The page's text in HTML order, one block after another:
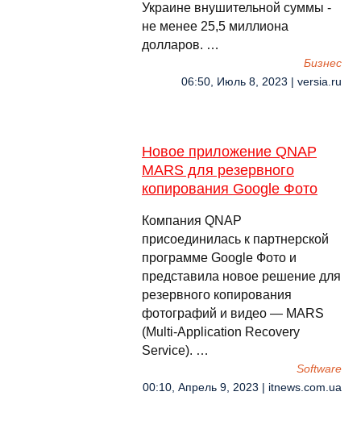
Украине внушительной суммы -
не менее 25,5 миллиона
долларов. …
Бизнес
06:50, Июль 8, 2023 | versia.ru
Новое приложение QNAP
MARS для резервного
копирования Google Фото
Компания QNAP
присоединилась к партнерской
программе Google Фото и
представила новое решение для
резервного копирования
фотографий и видео — MARS
(Multi-Application Recovery
Service). …
Software
00:10, Апрель 9, 2023 | itnews.com.ua